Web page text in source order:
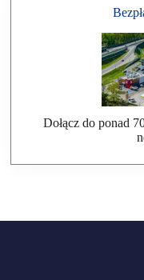
Dołącz do ponad